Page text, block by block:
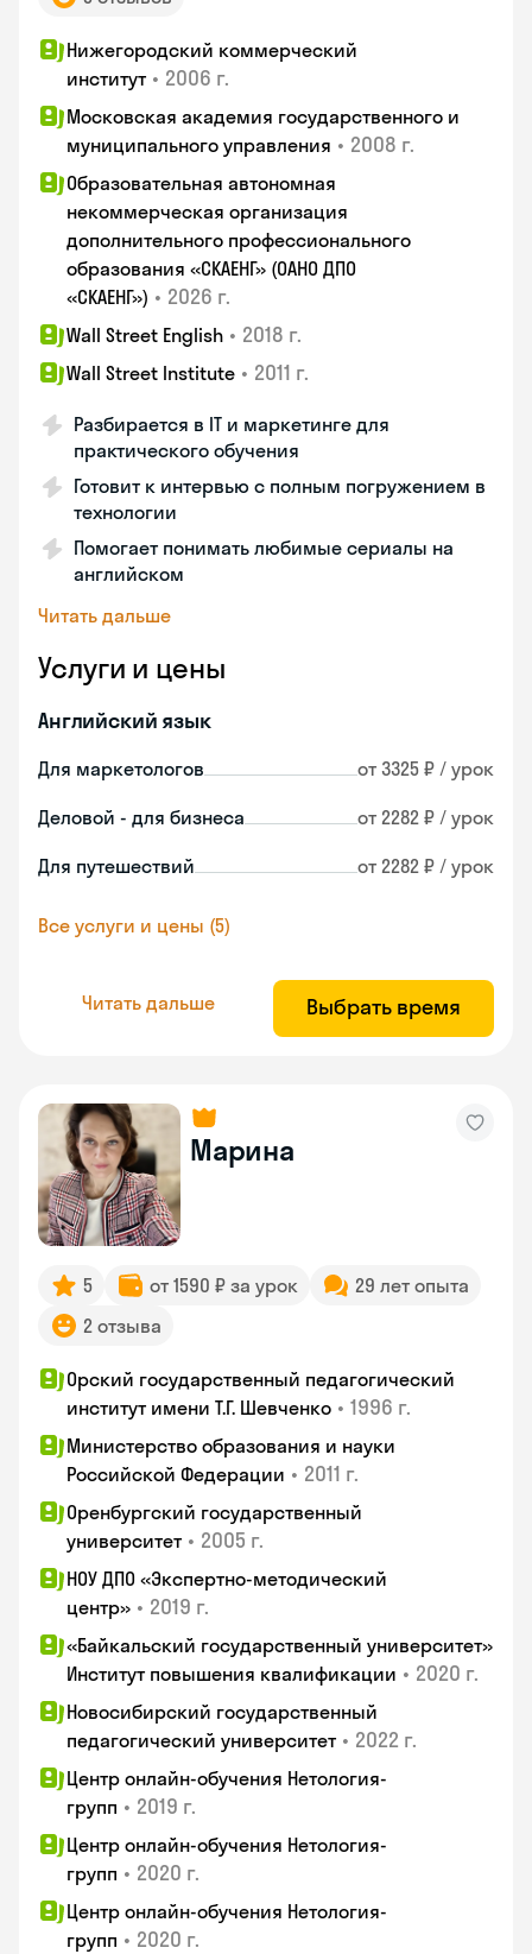
Нижегородский коммерческий
институт • 2006 г.
Московская академия государственного и
муниципального управления • 2008 г.
Образовательная автономная
некоммерческая организация
дополнительного профессионального
образования «СКАЕНГ» (ОАНО ДПО
«СКАЕНГ») • 2026 г.
Wall Street English • 2018 г.
Wall Street Institute • 2011 г.
Разбирается в IT и маркетинге для
практического обучения
Готовит к интервью с полным погружением в
технологии
Помогает понимать любимые сериалы на
английском
Читать дальше
Услуги и цены
Английский язык
Для маркетологов от 3325 ₽ / урок
Деловой - для бизнеса от 2282 ₽ / урок
Для путешествий от 2282 ₽ / урок
Все услуги и цены (5)
Читать дальше Выбрать время
Марина
5 от 1590 ₽ за урок
29 лет опыта
2 отзыва
Орский государственный педагогический
институт имени Т.Г. Шевченко • 1996 г.
Министерство образования и науки
Российской Федерации • 2011 г.
Оренбургский государственный
университет • 2005 г.
НОУ ДПО «Экспертно-методический
центр» • 2019 г.
«Байкальский государственный университет»
Институт повышения квалификации • 2020 г.
Новосибирский государственный
педагогический университет • 2022 г.
Центр онлайн-обучения Нетология-
групп • 2019 г.
Центр онлайн-обучения Нетология-
групп • 2020 г.
Центр онлайн-обучения Нетология-
групп • 2020 г.